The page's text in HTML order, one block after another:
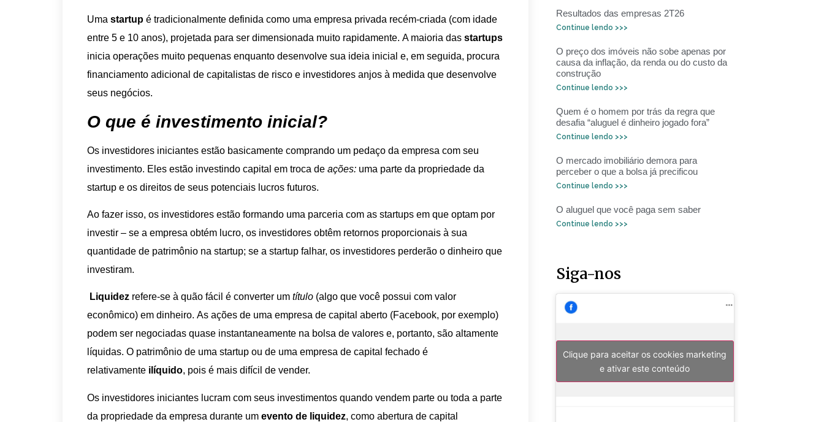
Uma startup é tradicionalmente definida como uma empresa privada recém-criada (com idade
entre 5 e 10 anos), projetada para ser dimensionada muito rapidamente. A maioria das startups
inicia operações muito pequenas enquanto desenvolve sua ideia inicial e, em seguida, procura
financiamento adicional de capitalistas de risco e investidores anjos à medida que desenvolve
seus negócios.
O que é investimento inicial?
Os investidores iniciantes estão basicamente comprando um pedaço da empresa com seu
investimento. Eles estão investindo capital em troca de ações: uma parte da propriedade da
startup e os direitos de seus potenciais lucros futuros.
Ao fazer isso, os investidores estão formando uma parceria com as startups em que optam por
investir – se a empresa obtém lucro, os investidores obtêm retornos proporcionais à sua
quantidade de patrimônio na startup; se a startup falhar, os investidores perderão o dinheiro que
investiram.
Liquidez refere-se à quão fácil é converter um título (algo que você possui com valor
econômico) em dinheiro. As ações de uma empresa de capital aberto (Facebook, por exemplo)
podem ser negociadas quase instantaneamente na bolsa de valores e, portanto, são altamente
líquidas. O patrimônio de uma startup ou de uma empresa de capital fechado é
relativamente ilíquido, pois é mais difícil de vender.
Os investidores iniciantes lucram com seus investimentos quando vendem parte ou toda a parte
da propriedade da empresa durante um evento de liquidez, como abertura de capital
Resultados das empresas 2T26
Continue lendo >>>
O preço dos imóveis não sobe apenas por
causa da inflação, da renda ou do custo da
construção
Continue lendo >>>
Quem é o homem por trás da regra que
desafia “aluguel é dinheiro jogado fora”
Continue lendo >>>
O mercado imobiliário demora para
perceber o que a bolsa já precificou
Continue lendo >>>
O aluguel que você paga sem saber
Continue lendo >>>
Siga-nos
Clique para aceitar os cookies marketing
e ativar este conteúdo